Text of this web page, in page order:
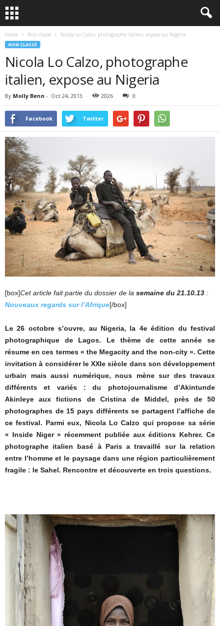
Home Non classé Nicola Lo Calzo, photographe italien, expose au Nigeria
NON CLASSÉ
Nicola Lo Calzo, photographe
italien, expose au Nigeria
By Molly Benn - Oct 24, 2013 2026 0
Facebook Twitter
[box]Cet article fait partie du dossier de la semaine du 21.10.13 :
Nouveaux regards sur l’Afrique[/box]
Le 26 octobre s’ouvre, au Nigeria, la 4e édition du festival
photographique de Lagos. Le thème de cette année se
résume en ces termes « the Megacity and the non-city ». Cette
invitation à considérer le XXIe siècle dans son développement
urbain mais aussi numérique, nous mène sur des travaux
différents et variés : du photojournalisme d’Akintunde
Akinleye aux fictions de Cristina de Middel, près de 50
photographes de 15 pays différents se partagent l’affiche de
ce festival. Parmi eux, Nicola Lo Calzo qui propose sa série
« Inside Niger » récemment publiée aux éditions Kehrer. Ce
photographe italien basé à Paris a travaillé sur la relation
entre l’homme et le paysage dans une région particulièrement
fragile : le Sahel. Rencontre et découverte en trois questions.